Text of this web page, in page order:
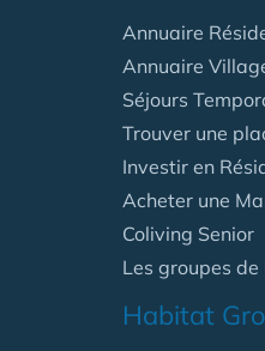
Annuaire
Annuaire
Séjours
Trouver une
Investir en
Acheter une
Coliving Senior
Les groupes
Habitat